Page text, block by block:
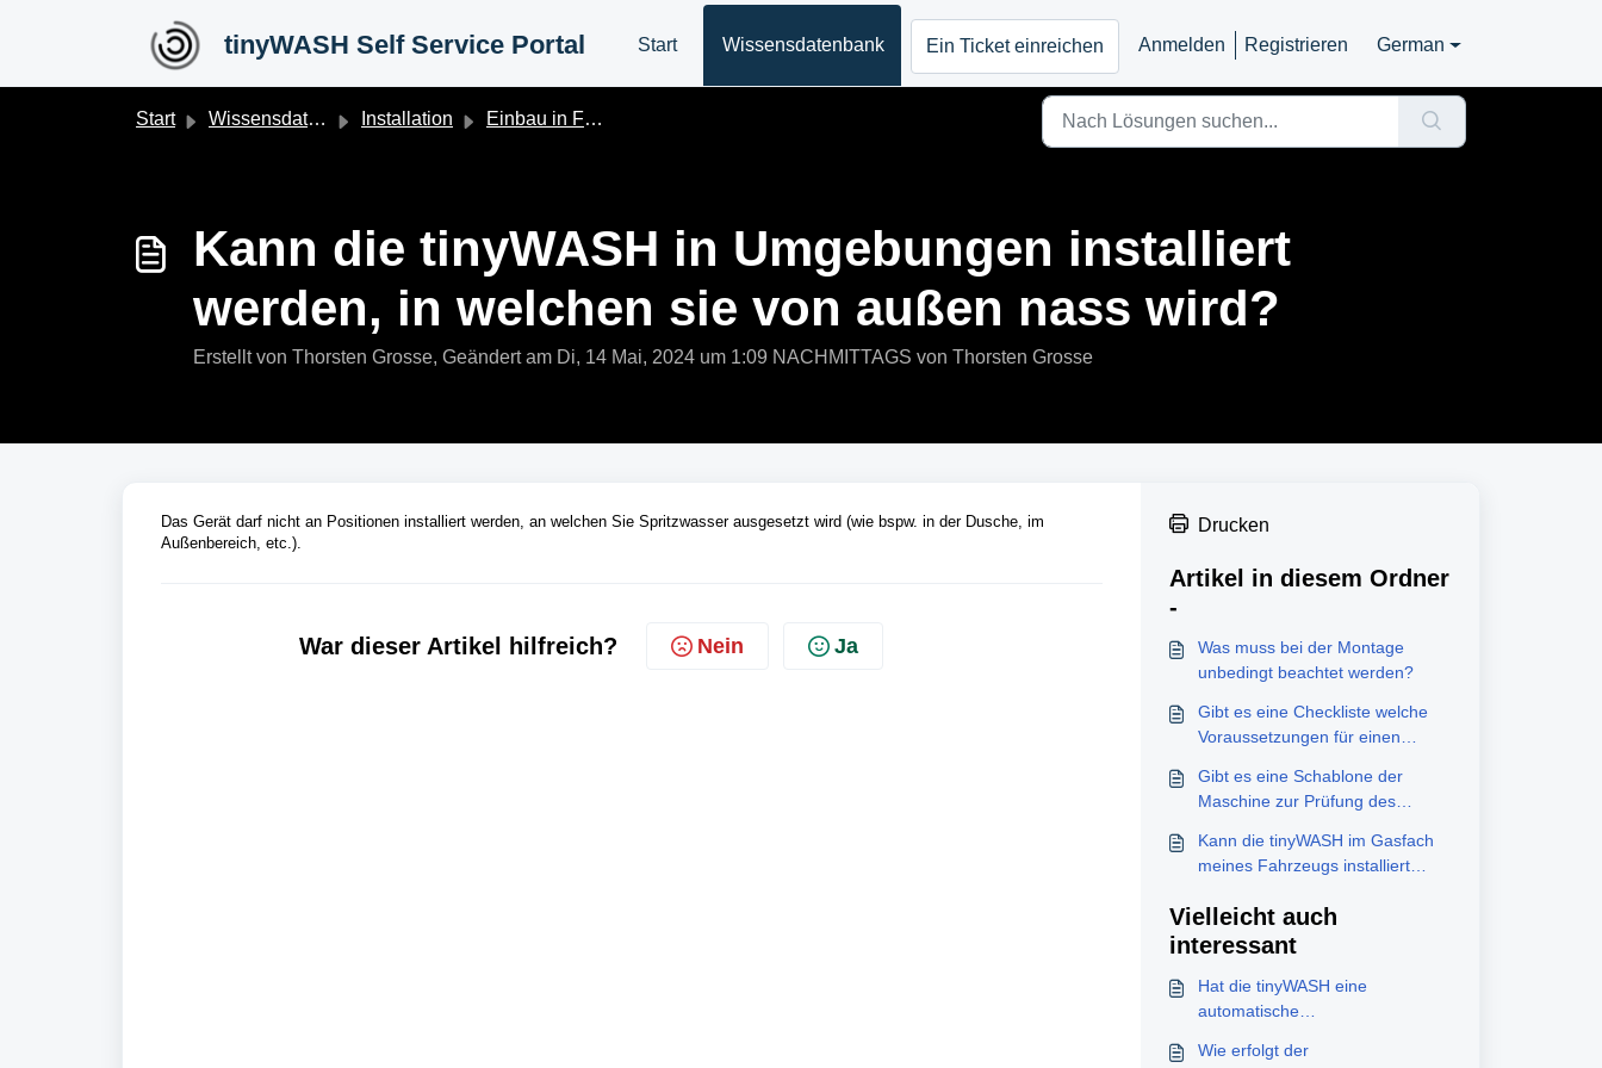
tinyWASH Self Service Portal Start Wissensdatenbank Ein Ticket einreichen Anmelden Registrieren German
Start Wissensdatenbank Installation Einbau in Fahrzeug & Boot
Kann die tinyWASH in Umgebungen installiert
werden, in welchen sie von außen nass wird?
Erstellt von Thorsten Grosse, Geändert am Di, 14 Mai, 2024 um 1:09 NACHMITTAGS von Thorsten Grosse
Das Gerät darf nicht an Positionen installiert werden, an welchen Sie Spritzwasser ausgesetzt wird (wie bspw. in der Dusche, im
Außenbereich, etc.).
War dieser Artikel hilfreich? Nein Ja
Drucken
Artikel in diesem Ordner
-
Was muss bei der Montage
unbedingt beachtet werden?
Gibt es eine Checkliste welche
Voraussetzungen für einen
Gibt es eine Schablone der
Maschine zur Prüfung des
Kann die tinyWASH im Gasfach
meines Fahrzeugs installiert
Vielleicht auch
interessant
Hat die tinyWASH eine
automatische
Wie erfolgt der